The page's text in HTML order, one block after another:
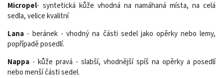
Micropel- syntetická kůže vhodná na namáhaná místa, na celá
sedla, velice kvalitní
Lana - beránek - vhodný na části sedel jako opěrky nebo lemy,
popřípadě posedlí.
Nappa - kůže pravá - slabší, vhodnější spíš na opěrky a posedlí
nebo menší části sedel.